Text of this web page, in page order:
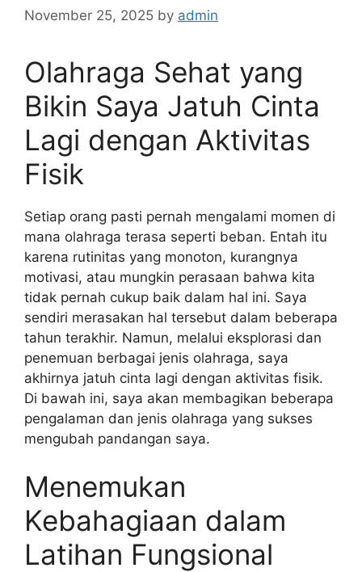
November 25, 2025 by admin
Olahraga Sehat yang
Bikin Saya Jatuh Cinta
Lagi dengan Aktivitas
Fisik
Setiap orang pasti pernah mengalami momen di
mana olahraga terasa seperti beban. Entah itu
karena rutinitas yang monoton, kurangnya
motivasi, atau mungkin perasaan bahwa kita
tidak pernah cukup baik dalam hal ini. Saya
sendiri merasakan hal tersebut dalam beberapa
tahun terakhir. Namun, melalui eksplorasi dan
penemuan berbagai jenis olahraga, saya
akhirnya jatuh cinta lagi dengan aktivitas fisik.
Di bawah ini, saya akan membagikan beberapa
pengalaman dan jenis olahraga yang sukses
mengubah pandangan saya.
Menemukan
Kebahagiaan dalam
Latihan Fungsional